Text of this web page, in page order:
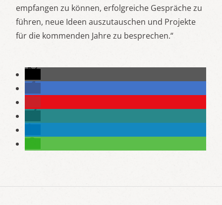
empfangen zu können, erfolgreiche Gespräche zu
führen, neue Ideen auszutauschen und Projekte
für die kommenden Jahre zu besprechen.“